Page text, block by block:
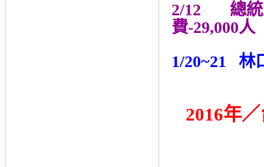
2/12
總
費-29,000人
1/20~21 林
2016年／